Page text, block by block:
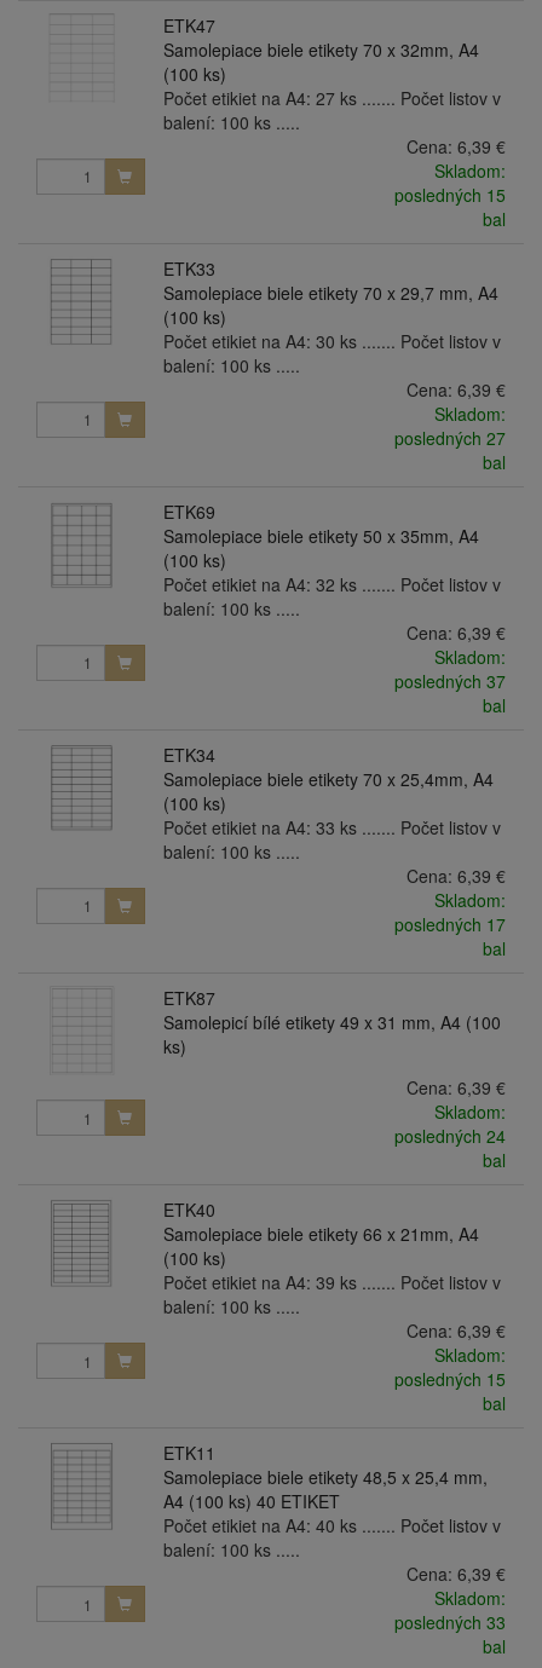
ETK47
Samolepiace biele etikety 70 x 32mm, A4
(100 ks)
Počet etikiet na A4: 27 ks ....... Počet listov v
balení: 100 ks .....
Cena: 6,39 €
Skladom:
posledných 15
bal
ETK33
Samolepiace biele etikety 70 x 29,7 mm, A4
(100 ks)
Počet etikiet na A4: 30 ks ....... Počet listov v
balení: 100 ks .....
Cena: 6,39 €
Skladom:
posledných 27
bal
ETK69
Samolepiace biele etikety 50 x 35mm, A4
(100 ks)
Počet etikiet na A4: 32 ks ....... Počet listov v
balení: 100 ks .....
Cena: 6,39 €
Skladom:
posledných 37
bal
ETK34
Samolepiace biele etikety 70 x 25,4mm, A4
(100 ks)
Počet etikiet na A4: 33 ks ....... Počet listov v
balení: 100 ks .....
Cena: 6,39 €
Skladom:
posledných 17
bal
ETK87
Samolepicí bílé etikety 49 x 31 mm, A4 (100
ks)
Cena: 6,39 €
Skladom:
posledných 24
bal
ETK40
Samolepiace biele etikety 66 x 21mm, A4
(100 ks)
Počet etikiet na A4: 39 ks ....... Počet listov v
balení: 100 ks .....
Cena: 6,39 €
Skladom:
posledných 15
bal
ETK11
Samolepiace biele etikety 48,5 x 25,4 mm,
A4 (100 ks) 40 ETIKET
Počet etikiet na A4: 40 ks ....... Počet listov v
balení: 100 ks .....
Cena: 6,39 €
Skladom:
posledných 33
bal